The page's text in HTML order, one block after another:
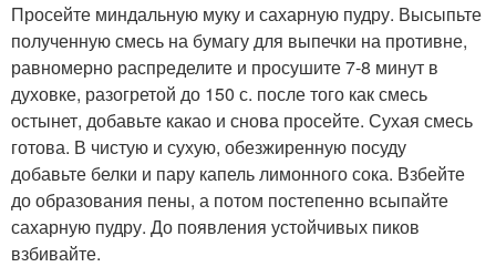
Просейте миндальную муку и сахарную пудру. Высыпьте
полученную смесь на бумагу для выпечки на противне,
равномерно распределите и просушите 7-8 минут в
духовке, разогретой до 150 с. после того как смесь
остынет, добавьте какао и снова просейте. Сухая смесь
готова. В чистую и сухую, обезжиренную посуду
добавьте белки и пару капель лимонного сока. Взбейте
до образования пены, а потом постепенно всыпайте
сахарную пудру. До появления устойчивых пиков
взбивайте.